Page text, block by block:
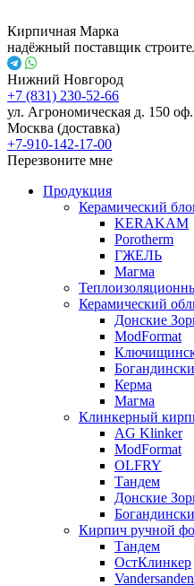
Кирпичная Марка
надёжный поставщик
Нижний Новгород
+7 (831) 230-52-66
ул. Агрономическая д. 150 оф.
Москва (доставка)
+7-910-142-17-00
Перезвоните мне
Продукция
Керамический
KERAKAM
Porotherm
ГЖЕЛЬ
Магма
Керамический
Донские
ModFormat
Керма
Магма
Клинкерный
AG Klinker
ModFormat
OLFRY
Тандем
Донские
Кирпич ручной
Тандем
ОстКлинкер
Vandersanden